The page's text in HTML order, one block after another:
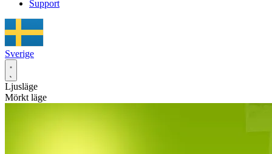
Support
Sverige
Ljusläge
Mörkt läge